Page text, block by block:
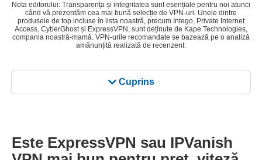
Cuprins
Nota editorului: Transparența și integritatea sunt esențiale pentru noi atunci
când vă prezentăm cea mai bună selecție de VPN-uri. Unele dintre
produsele de top incluse în lista noastră, precum Intego, Private Internet
Access, CyberGhost și ExpressVPN, sunt deținute de Kape Technologies,
compania noastră-mamă. VPN-urile recomandate se bazează pe o analiză
amănunțită realizată de recenzent.
Este ExpressVPN sau IPVanish